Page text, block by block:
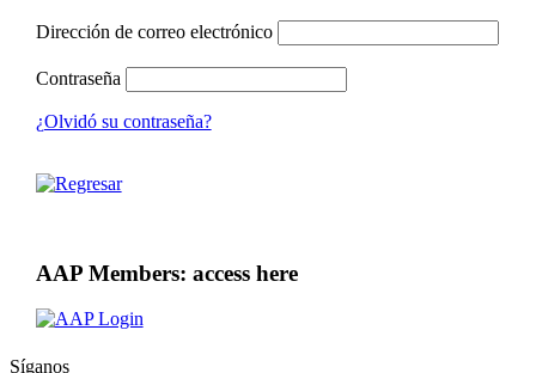
Dirección de correo electrónico
Contraseña
¿Olvidó su contraseña?
AAP Members: access here
Síganos